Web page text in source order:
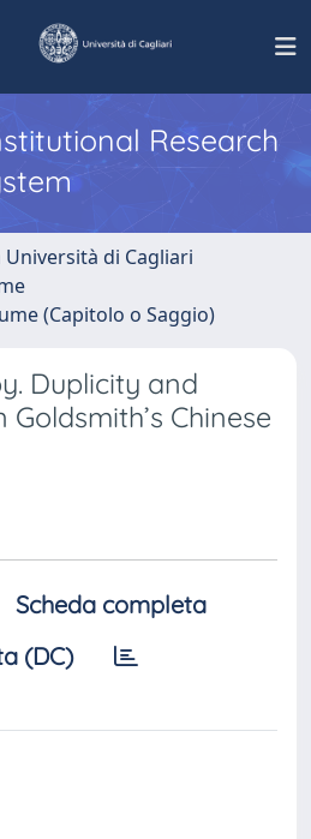
Research
Università di Cagliari
(Capitolo o Saggio)
Duplicity and
Chinese
Scheda completa
(DC)